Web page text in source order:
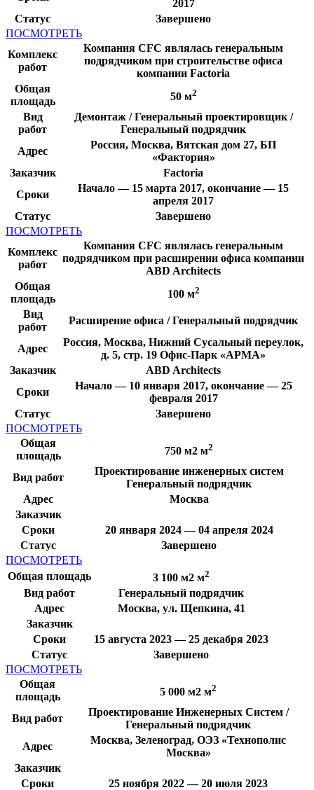
2017
Статус
Завершено
ПОСМОТРЕТЬ
Комплекс
работ
Компания CFC являлась генеральным
подрядчиком при строительстве офиса
компании Factoria
Общая
площадь
50 м2
Вид
работ
Демонтаж / Генеральный проектировщик /
Генеральный подрядчик
Адрес
Россия, Москва, Вятская дом 27, БП
«Фактория»
Заказчик
Factoria
Сроки
Начало — 15 марта 2017, окончание — 15
апреля 2017
Статус
Завершено
ПОСМОТРЕТЬ
Комплекс
работ
Компания CFC являлась генеральным
подрядчиком при расширении офиса компании
ABD Architects
Общая
площадь
100 м2
Вид
работ
Расширение офиса / Генеральный подрядчик
Адрес
Россия, Москва, Нижний Сусальный переулок,
д. 5, стр. 19 Офис-Парк «АРМА»
Заказчик
ABD Architects
Сроки
Начало — 10 января 2017, окончание — 25
февраля 2017
Статус
Завершено
ПОСМОТРЕТЬ
Общая
площадь
750 м2 м2
Вид работ
Проектирование инженерных систем
Генеральный подрядчик
Адрес
Москва
Заказчик
Сроки
20 января 2024 — 04 апреля 2024
Статус
Завершено
ПОСМОТРЕТЬ
Общая площадь
3 100 м2 м2
Вид работ
Генеральный подрядчик
Адрес
Москва, ул. Щепкина, 41
Заказчик
Сроки
15 августа 2023 — 25 декабря 2023
Статус
Завершено
ПОСМОТРЕТЬ
Общая
площадь
5 000 м2 м2
Вид работ
Проектирование Инженерных Систем /
Генеральный подрядчик
Адрес
Москва, Зеленоград, ОЭЗ «Технополис
Москва»
Заказчик
Сроки
25 ноября 2022 — 20 июля 2023